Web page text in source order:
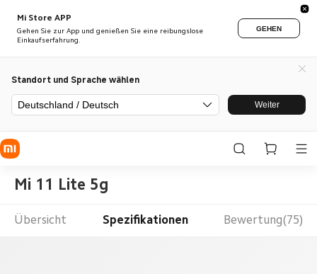
Mi Store APP
Gehen Sie zur App und genießen Sie eine reibungslose
Einkaufserfahrung.
GEHEN
Standort und Sprache wählen
Deutschland / Deutsch Weiter
Mi 11 Lite 5g
Übersicht Spezifikationen Bewertung(75)